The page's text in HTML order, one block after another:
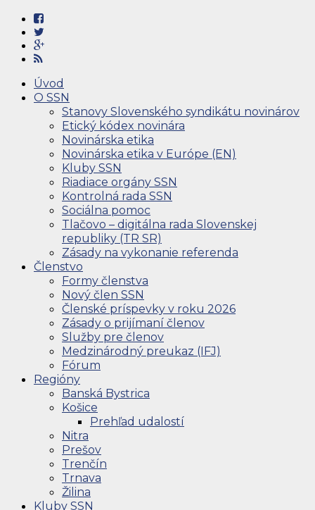
Úvod
O SSN
Stanovy Slovenského syndikátu novinárov
Etický kódex novinára
Novinárska etika
Novinárska etika v Európe (EN)
Kluby SSN
Riadiace orgány SSN
Kontrolná rada SSN
Sociálna pomoc
Tlačovo – digitálna rada Slovenskej
republiky (TR SR)
Zásady na vykonanie referenda
Členstvo
Formy členstva
Nový člen SSN
Členské príspevky v roku 2026
Zásady o prijímaní členov
Služby pre členov
Medzinárodný preukaz (IFJ)
Fórum
Regióny
Banská Bystrica
Košice
Prehľad udalostí
Nitra
Prešov
Trenčín
Trnava
Žilina
Kluby SSN